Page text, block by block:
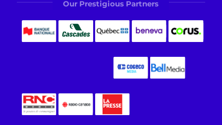
Our Prestigious Partners